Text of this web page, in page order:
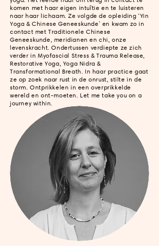
komen met haar eigen intuïtie en te luisteren
naar haar lichaam. Ze volgde de opleiding ‘Yin
Yoga & Chinese Geneeskunde’ en kwam zo in
contact met Traditionele Chinese
Geneeskunde, meridianen en chi, onze
levenskracht. Ondertussen verdiepte ze zich
verder in Myofascial Stress & Trauma Release,
Restorative Yoga, Yoga Nidra &
Transformational Breath. In haar practice gaat
ze op zoek naar rust in de onrust, stilte in de
storm. Ontprikkelen in een overprikkelde
wereld en ont-moeten. Let me take you on a
journey within.